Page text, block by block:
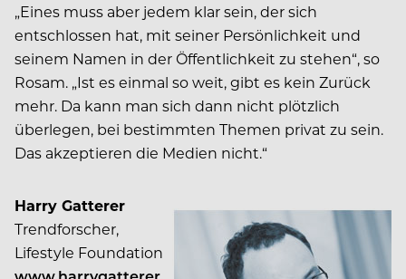
„Eines muss aber jedem klar sein, der sich
entschlossen hat, mit seiner Persönlichkeit und
seinem Namen in der Öffentlichkeit zu stehen“, so
Rosam. „Ist es einmal so weit, gibt es kein Zurück
mehr. Da kann man sich dann nicht plötzlich
überlegen, bei bestimmten Themen privat zu sein.
Das akzeptieren die Medien nicht.“
Harry Gatterer
Trendforscher,
Lifestyle Foundation